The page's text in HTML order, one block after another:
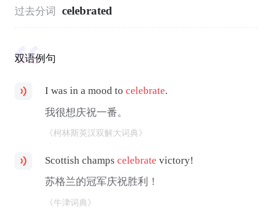
过去分词 celebrated
双语例句
I was in a mood tocelebrate.
我很想庆祝一番。
《柯林斯英汉双解大词典》
Scottish champscelebrate victory!
苏格兰的冠军庆祝胜利！
《牛津词典》